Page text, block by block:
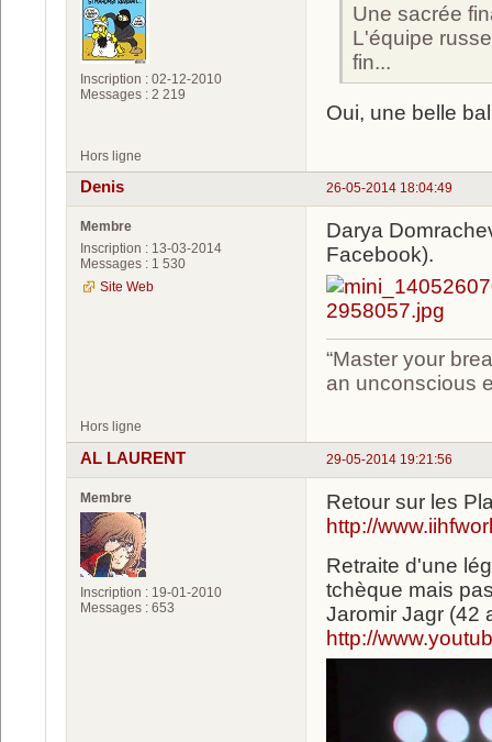
Inscription : 02-12-2010
Messages : 2 219
Une sacrée
L'équipe
fin...
Oui, une belle
Hors ligne
26-05-2014 18:04:49
Denis
Membre
Inscription : 13-03-2014
Messages : 1 530
Site Web
Darya
Facebook).
“Master your
an unconscious
Hors ligne
29-05-2014 19:21:56
AL LAURENT
Membre
Inscription : 19-01-2010
Messages : 653
Retour sur les
http://
Retraite d'une
tchèque mais
Jaromir Jagr (42
http://